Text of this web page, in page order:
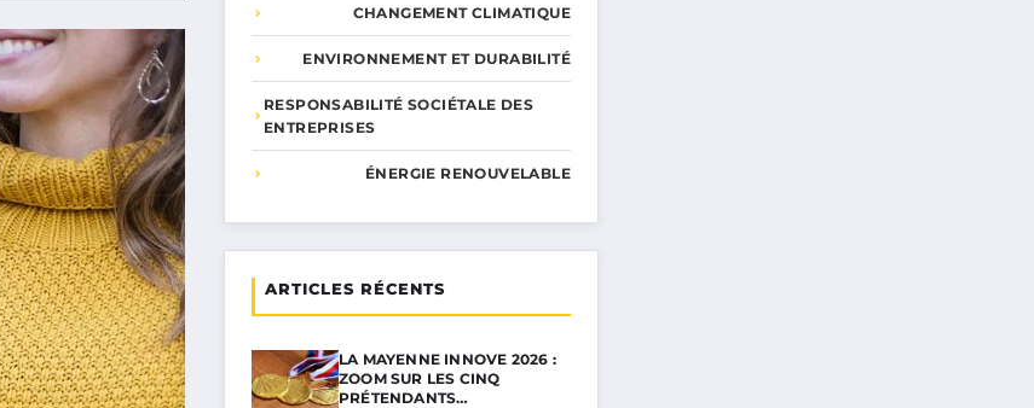
CHANGEMENT CLIMATIQUE
ENVIRONNEMENT ET DURABILITÉ
RESPONSABILITÉ SOCIÉTALE DES
ENTREPRISES
ÉNERGIE RENOUVELABLE
ARTICLES RÉCENTS
LA MAYENNE INNOVE 2026 :
ZOOM SUR LES CINQ
PRÉTENDANTS…